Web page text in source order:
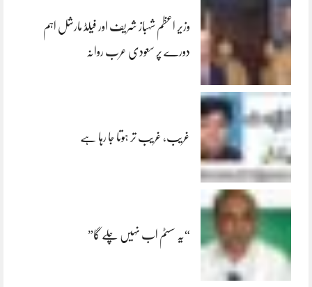
وزیر اعظم شہباز شریف اور فیلڈ مارشل اہم
دورے پر سعودی عرب روانہ
غریب، غریب تر ہوتا جا رہا ہے
“یہ سسٹم اب نہیں چلے گا”